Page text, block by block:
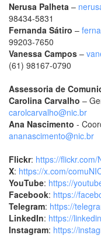
Nerusa Palheta –
98434-5831
Fernanda Sátiro –
99203-7650
Vanessa Campos –
(61) 98167-0790
Assessoria de
Carolina Carvalho –
carolcarvalho@nic.br
Ana Nascimento -
ananascimento@nic.br
Flickr: https://flickr.com/
X: https://x.com/
YouTube: https://
Facebook: https://
Telegram: https://
LinkedIn: https://
Instagram: https://